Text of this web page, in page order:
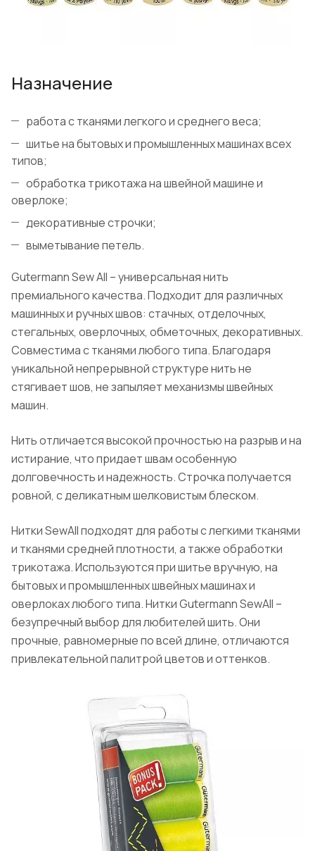
Назначение
работа с тканями легкого и среднего веса;
шитье на бытовых и промышленных машинах всех
типов;
обработка трикотажа на швейной машине и
оверлоке;
декоративные строчки;
выметывание петель.
Gutermann Sew All – универсальная нить
премиального качества. Подходит для различных
машинных и ручных швов: стачных, отделочных,
стегальных, оверлочных, обметочных, декоративных.
Совместима с тканями любого типа. Благодаря
уникальной непрерывной структуре нить не
стягивает шов, не запыляет механизмы швейных
машин.
Нить отличается высокой прочностью на разрыв и на
истирание, что придает швам особенную
долговечность и надежность. Строчка получается
ровной, с деликатным шелковистым блеском.
Нитки SewAll подходят для работы с легкими тканями
и тканями средней плотности, а также обработки
трикотажа. Используются при шитье вручную, на
бытовых и промышленных швейных машинах и
оверлоках любого типа. Нитки Gutermann SewAll –
безупречный выбор для любителей шить. Они
прочные, равномерные по всей длине, отличаются
привлекательной палитрой цветов и оттенков.